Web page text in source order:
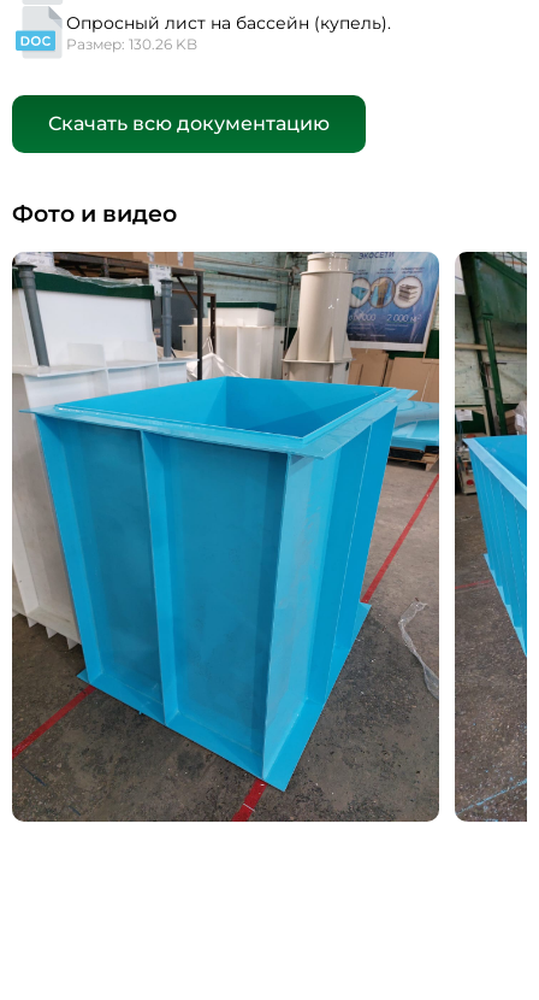
Опросный лист на бассейн (купель).
Размер: 130.26 KB
Скачать всю документацию
Фото и видео